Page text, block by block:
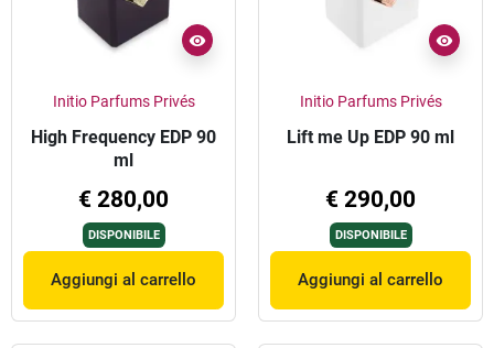
Initio Parfums Privés
High Frequency EDP 90
ml
€ 280,00
DISPONIBILE
Aggiungi al carrello
Initio Parfums Privés
Lift me Up EDP 90 ml
€ 290,00
DISPONIBILE
Aggiungi al carrello